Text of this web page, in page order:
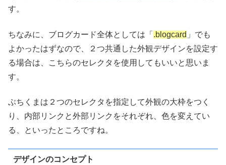
す。
ちなみに、ブログカード全体としては「 .blogcard 」でも
よかったはずなので、２つ共通した外観デザインを設定す
る場合は、こちらのセレクタを使用してもいいと思いま
す。
ぶちくまは２つのセレクタを指定して外観の大枠をつく
り、内部リンクと外部リンクをそれぞれ、色を変えてい
る、といったところですね。
デザインのコンセプト